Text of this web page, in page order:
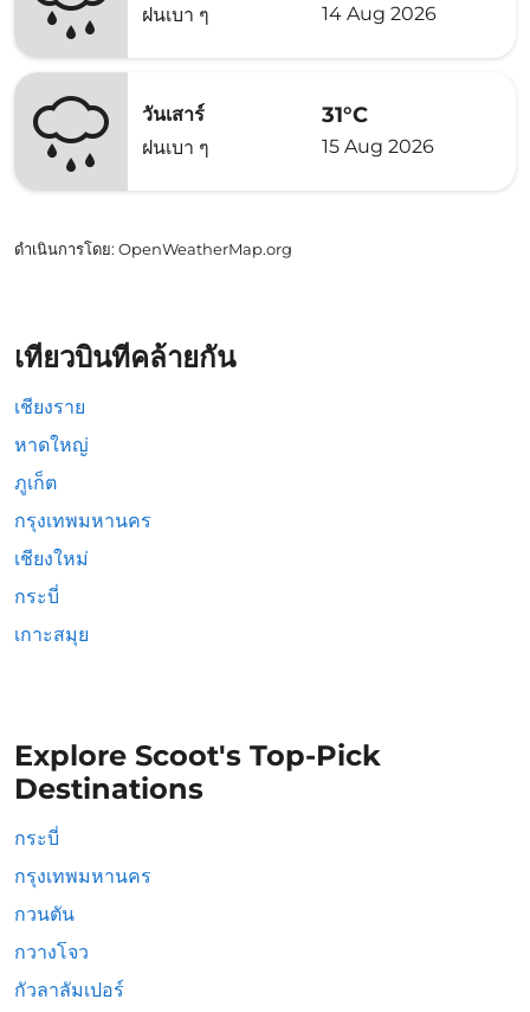
ฝนเบา ๆ
14 Aug 2026
วันเสาร์
ฝนเบา ๆ
31°C
15 Aug 2026
ดำเนินการโดย: OpenWeatherMap.org
เที่ยวบินที่คล้ายกัน
เชียงราย
หาดใหญ่
ภูเก็ต
กรุงเทพมหานคร
เชียงใหม่
กระบี่
เกาะสมุย
Explore Scoot's Top-Pick
Destinations
กระบี่
กรุงเทพมหานคร
กวนตัน
กวางโจว
กัวลาลัมเปอร์